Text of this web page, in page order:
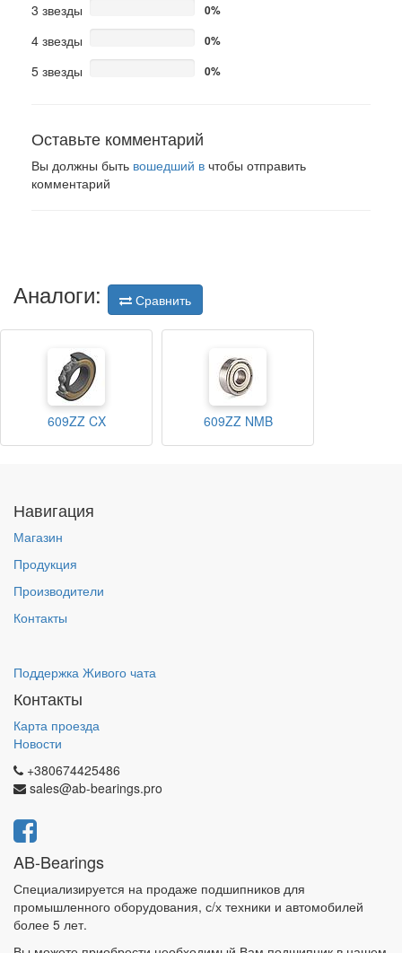
3 звезды 0%
4 звезды 0%
5 звезды 0%
Оставьте комментарий
Вы должны быть вошедший в чтобы отправить
комментарий
Аналоги: Сравнить
609ZZ CX 609ZZ NMB
Навигация
Магазин
Продукция
Производители
Контакты
Поддержка Живого чата
Контакты
Карта проезда
Новости
+380674425486
sales@ab-bearings.pro
AB-Bearings
Специализируется на продаже подшипников для
промышленного оборудования, с/х техники и автомобилей
более 5 лет.